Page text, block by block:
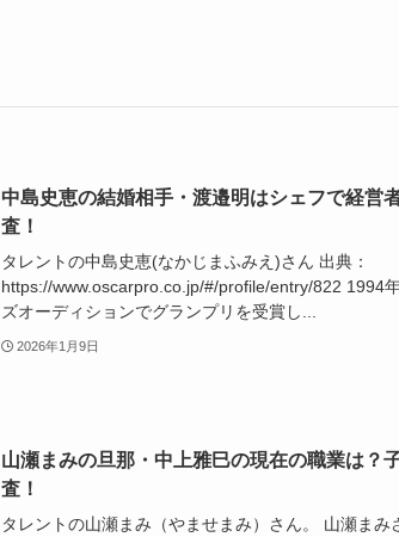
中島史恵の結婚相手・渡邉明はシェフで経営
査！
タレントの中島史恵(なかじまふみえ)さん 出典：
https://www.oscarpro.co.jp/#/profile/entry/822 1994
ズオーディションでグランプリを受賞し...
2026年1月9日
山瀬まみの旦那・中上雅巳の現在の職業は？
査！
タレントの山瀬まみ（やませまみ）さん。 山瀬まみ